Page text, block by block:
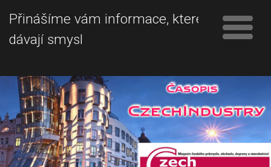
Přinášíme vám informace, které
dávají smysl